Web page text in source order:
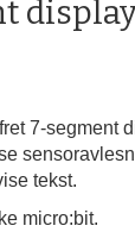
7-segment
tekst.
micro:bit.